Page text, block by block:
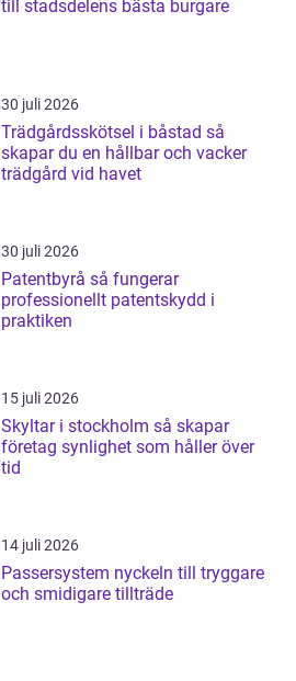
till stadsdelens bästa burgare
30 juli 2026
Trädgårdsskötsel i båstad så
skapar du en hållbar och vacker
trädgård vid havet
30 juli 2026
Patentbyrå så fungerar
professionellt patentskydd i
praktiken
15 juli 2026
Skyltar i stockholm så skapar
företag synlighet som håller över
tid
14 juli 2026
Passersystem nyckeln till tryggare
och smidigare tillträde